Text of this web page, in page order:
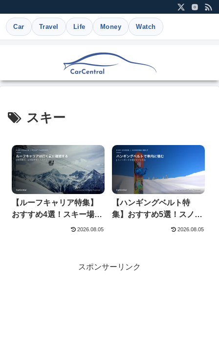
Car Travel Life Money Watch
スキー
【ルーフキャリア特集】
おすすめ4選！スキー場に
行く前にチェック 2026.08.05
【ハンギングベルト特
集】おすすめ5選！スノー
ボードを車内収納できる
2026.08.05
スポンサーリンク